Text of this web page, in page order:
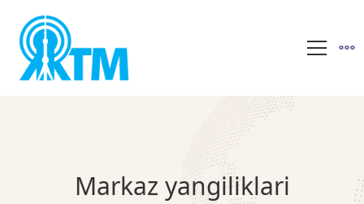
Markaz yangiliklari